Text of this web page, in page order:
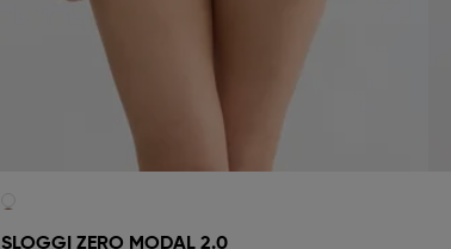
SLOGGI ZERO MODAL 2.0